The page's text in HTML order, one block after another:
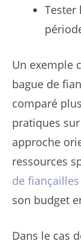
Tester
Un exemple
bague de
comparé
pratiques
approche
ressources
de fiançailles
son budget
Dans le cas